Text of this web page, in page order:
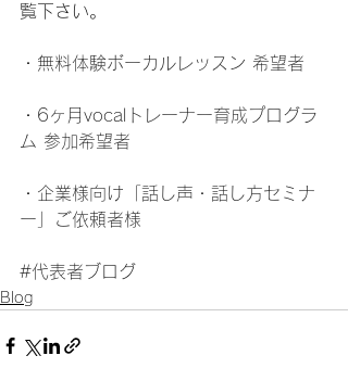
覧下さい。
・ 無料体験ボーカルレッスン 希望者
・ 6ヶ月vocalトレーナー育成プログラ
ム 参加希望者
・ 企業様向け「話し声・話し方セミナ
ー」ご依頼者様
#代表者ブログ
Blog